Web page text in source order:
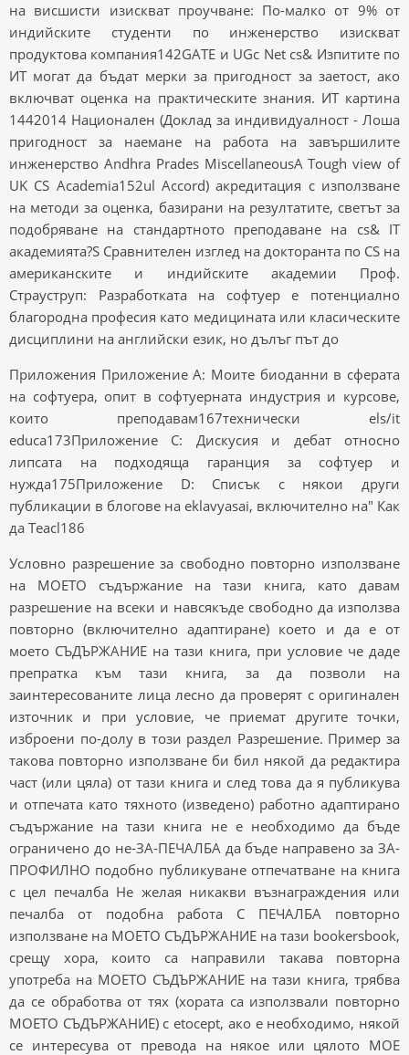
на висшисти изискват проучване: По-малко от 9% от
индийските студенти по инженерство изискват
продуктова компания142GATE и UGc Net cs& Изпитите по
ИТ могат да бъдат мерки за пригодност за заетост, ако
включват оценка на практическите знания. ИТ картина
1442014 Национален (Доклад за индивидуалност - Лоша
пригодност за наемане на работа на завършилите
инженерство Andhra Prades MiscellaneousA Tough view of
UK CS Academia152ul Accord) акредитация с използване
на методи за оценка, базирани на резултатите, светът за
подобряване на стандартното преподаване на cs& IT
академията?S Сравнителен изглед на докторанта по CS на
американските и индийските академии Проф.
Страуструп: Разработката на софтуер е потенциално
благородна професия като медицината или класическите
дисциплини на английски език, но дълъг път до
Приложения Приложение A: Моите биоданни в сферата
на софтуера, опит в софтуерната индустрия и курсове,
които преподавам167технически els/it
educa173Приложение C: Дискусия и дебат относно
липсата на подходяща гаранция за софтуер и
нужда175Приложение D: Списък с някои други
публикации в блогове на eklavyasai, включително на" Как
да Teacl186
Условно разрешение за свободно повторно използване
на МОЕТО съдържание на тази книга, като давам
разрешение на всеки и навсякъде свободно да използва
повторно (включително адаптиране) което и да е от
моето СЪДЪРЖАНИЕ на тази книга, при условие че даде
препратка към тази книга, за да позволи на
заинтересованите лица лесно да проверят с оригинален
източник и при условие, че приемат другите точки,
изброени по-долу в този раздел Разрешение. Пример за
такова повторно използване би бил някой да редактира
част (или цяла) от тази книга и след това да я публикува
и отпечата като тяхното (изведено) работно адаптирано
съдържание на тази книга не е необходимо да бъде
ограничено до не-ЗА-ПЕЧАЛБА да бъде направено за ЗА-
ПРОФИЛНО подобно публикуване отпечатване на книга
с цел печалба Не желая никакви възнаграждения или
печалба от подобна работа С ПЕЧАЛБА повторно
използване на МОЕТО СЪДЪРЖАНИЕ на тази bookersbook,
срещу хора, които са направили такава повторна
употреба на МОЕТО СЪДЪРЖАНИЕ на тази книга, трябва
да се обработва от тях (хората са използвали повторно
МОЕТО СЪДЪРЖАНИЕ) с etocept, ако е необходимо, някой
се интересува от превода на някое или цялото МОЕ